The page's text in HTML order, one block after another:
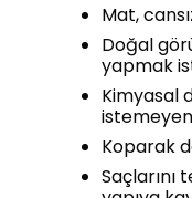
Mat,
Doğal
yapmak
Kimyasal
Koparak
Saçlarını